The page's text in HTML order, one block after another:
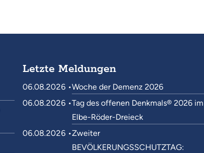
Letzte Meldungen
06.08.2026 •Woche der Demenz 2026
06.08.2026 •Tag des offenen Denkmals® 2026 im
Elbe-Röder-Dreieck
06.08.2026 •Zweiter
BEVÖLKERUNGSSCHUTZTAG: